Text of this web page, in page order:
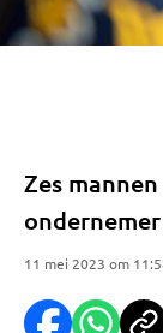
Zes
ondernemer
11 mei 2023 om